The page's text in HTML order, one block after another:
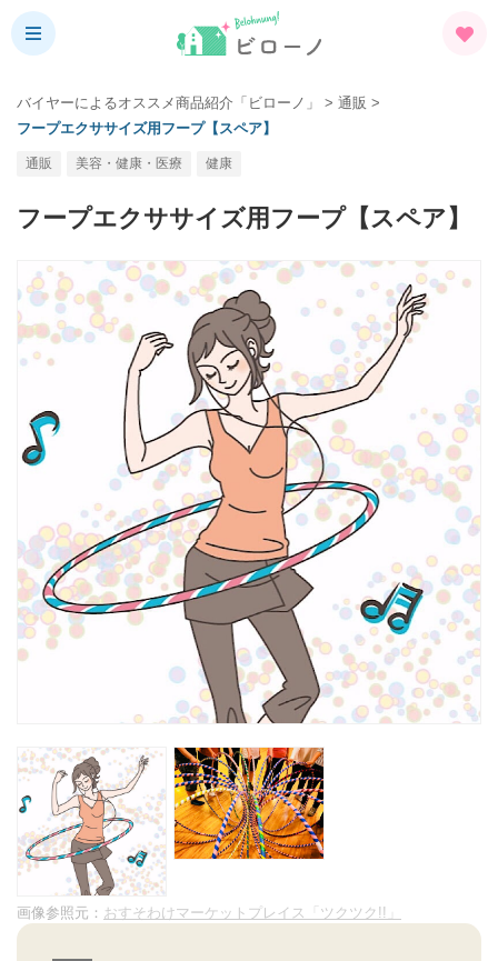
バイヤーによるオススメ商品紹介「ビローノ」 > 通販 >
フープエクササイズ用フープ【スペア】
通販 美容・健康・医療 健康
フープエクササイズ用フープ【スペア】
画像参照元： おすそわけマーケットプレイス「ツクツク!!」